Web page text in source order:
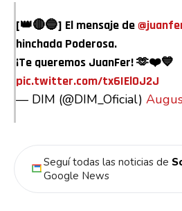
[👑🔴🔵] El mensaje de
hinchada Poderosa.
¡Te queremos JuanFer! 🫶❤️💙
pic.twitter.com/tx6IElOJ2J
— DIM (@DIM_Oficial)
Seguí todas las noticias de
Google News